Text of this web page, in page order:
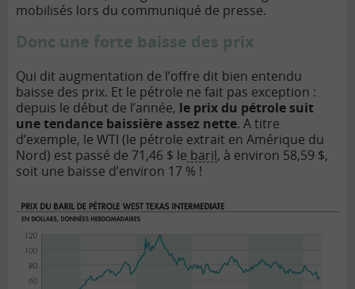
mobilisés lors du communiqué de presse.
Donc une forte baisse des prix
Qui dit augmentation de l’offre dit bien entendu
baisse des prix. Et le pétrole ne fait pas exception :
depuis le début de l’année, le prix du pétrole suit
une tendance baissière assez nette. A titre
d’exemple, le WTI (le pétrole extrait en Amérique du
Nord) est passé de 71,46 $ le baril, à environ 58,59 $,
soit une baisse d’environ 17 % !